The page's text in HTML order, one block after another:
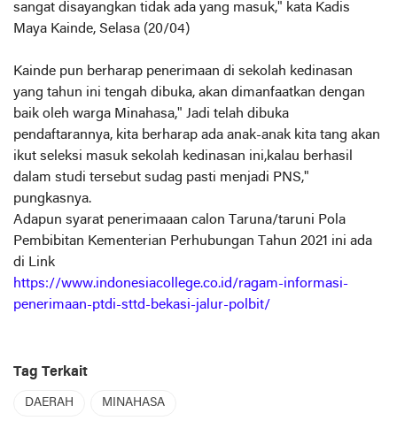
sangat disayangkan tidak ada yang masuk," kata Kadis
Maya Kainde, Selasa (20/04)
Kainde pun berharap penerimaan di sekolah kedinasan
yang tahun ini tengah dibuka, akan dimanfaatkan dengan
baik oleh warga Minahasa," Jadi telah dibuka
pendaftarannya, kita berharap ada anak-anak kita tang akan
ikut seleksi masuk sekolah kedinasan ini,kalau berhasil
dalam studi tersebut sudag pasti menjadi PNS,"
pungkasnya.
Adapun syarat penerimaaan calon Taruna/taruni Pola
Pembibitan Kementerian Perhubungan Tahun 2021 ini ada
di Link
https://www.indonesiacollege.co.id/ragam-informasi-
penerimaan-ptdi-sttd-bekasi-jalur-polbit/
Tag Terkait
DAERAH MINAHASA